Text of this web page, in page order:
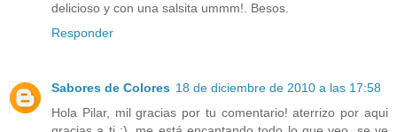
delicioso y con una salsita ummm!. Besos.
Responder
Sabores de Colores 18 de diciembre de 2010 a las 17:58
Hola Pilar, mil gracias por tu comentario! aterrizo por aqui